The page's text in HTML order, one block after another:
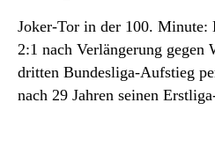
Joker-Tor in der 100.
2:1 nach Verlängerung gegen
dritten Bundesliga-Aufstieg
nach 29 Jahren seinen